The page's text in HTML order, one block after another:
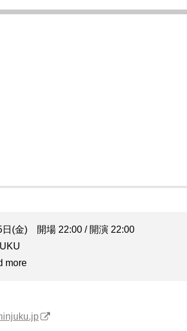
日(金) 開場 22:00 / 開演 22:00
more